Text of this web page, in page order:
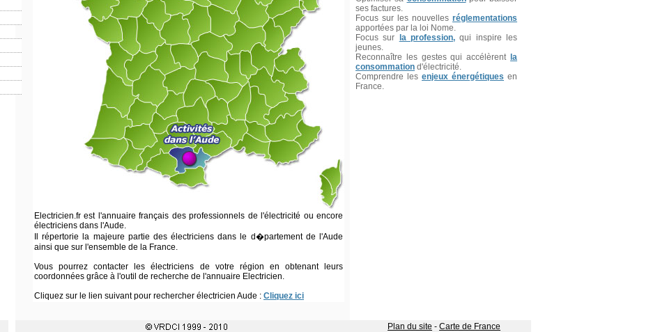
Electricien.fr est l'annuaire français des professionnels de l'électricité ou encore
électriciens dans l'Aude.
Il répertorie la majeure partie des électriciens dans le d�partement de l'Aude
ainsi que sur l'ensemble de la France.
Vous pourrez contacter les électriciens de votre région en obtenant leurs
coordonnées grâce à l'outil de recherche de l'annuaire Electricien.
Cliquez sur le lien suivant pour rechercher électricien Aude : Cliquez ici
ses factures.
Focus sur les nouvelles réglementations
apportées par la loi Nome.
Focus sur
la profession, qui inspire les
jeunes.
Reconnaître les gestes qui accélèrent la
consommation d'électricité.
Comprendre les enjeux énergétiques en
France.
Plan du site - Carte de France